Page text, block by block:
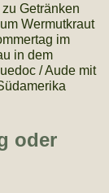
Getränken
Wermutkraut
im
in dem
/ Aude mit
oder